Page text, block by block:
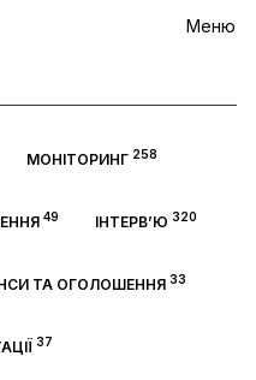
Меню
МОНІТОРИНГ258
49 ІНТЕРВ’Ю 320
ТА ОГОЛОШЕННЯ 33
37